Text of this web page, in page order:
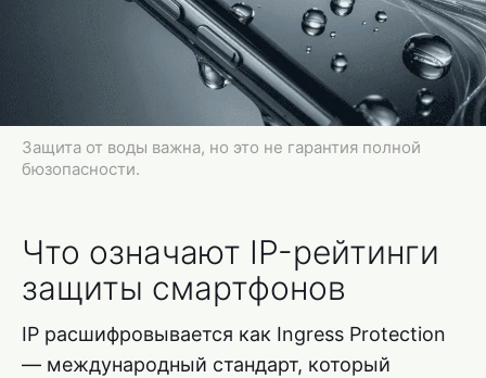
Защита от воды важна, но это не гарантия полной
бюзопасности.
Что означают IP-рейтинги
защиты смартфонов
IP расшифровывается как Ingress Protection
— международный стандарт, который